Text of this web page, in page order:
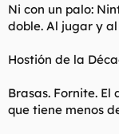
Ni con un palo:
doble. Al jugar y
Hostión de la
Brasas. Fornite.
que tiene menos